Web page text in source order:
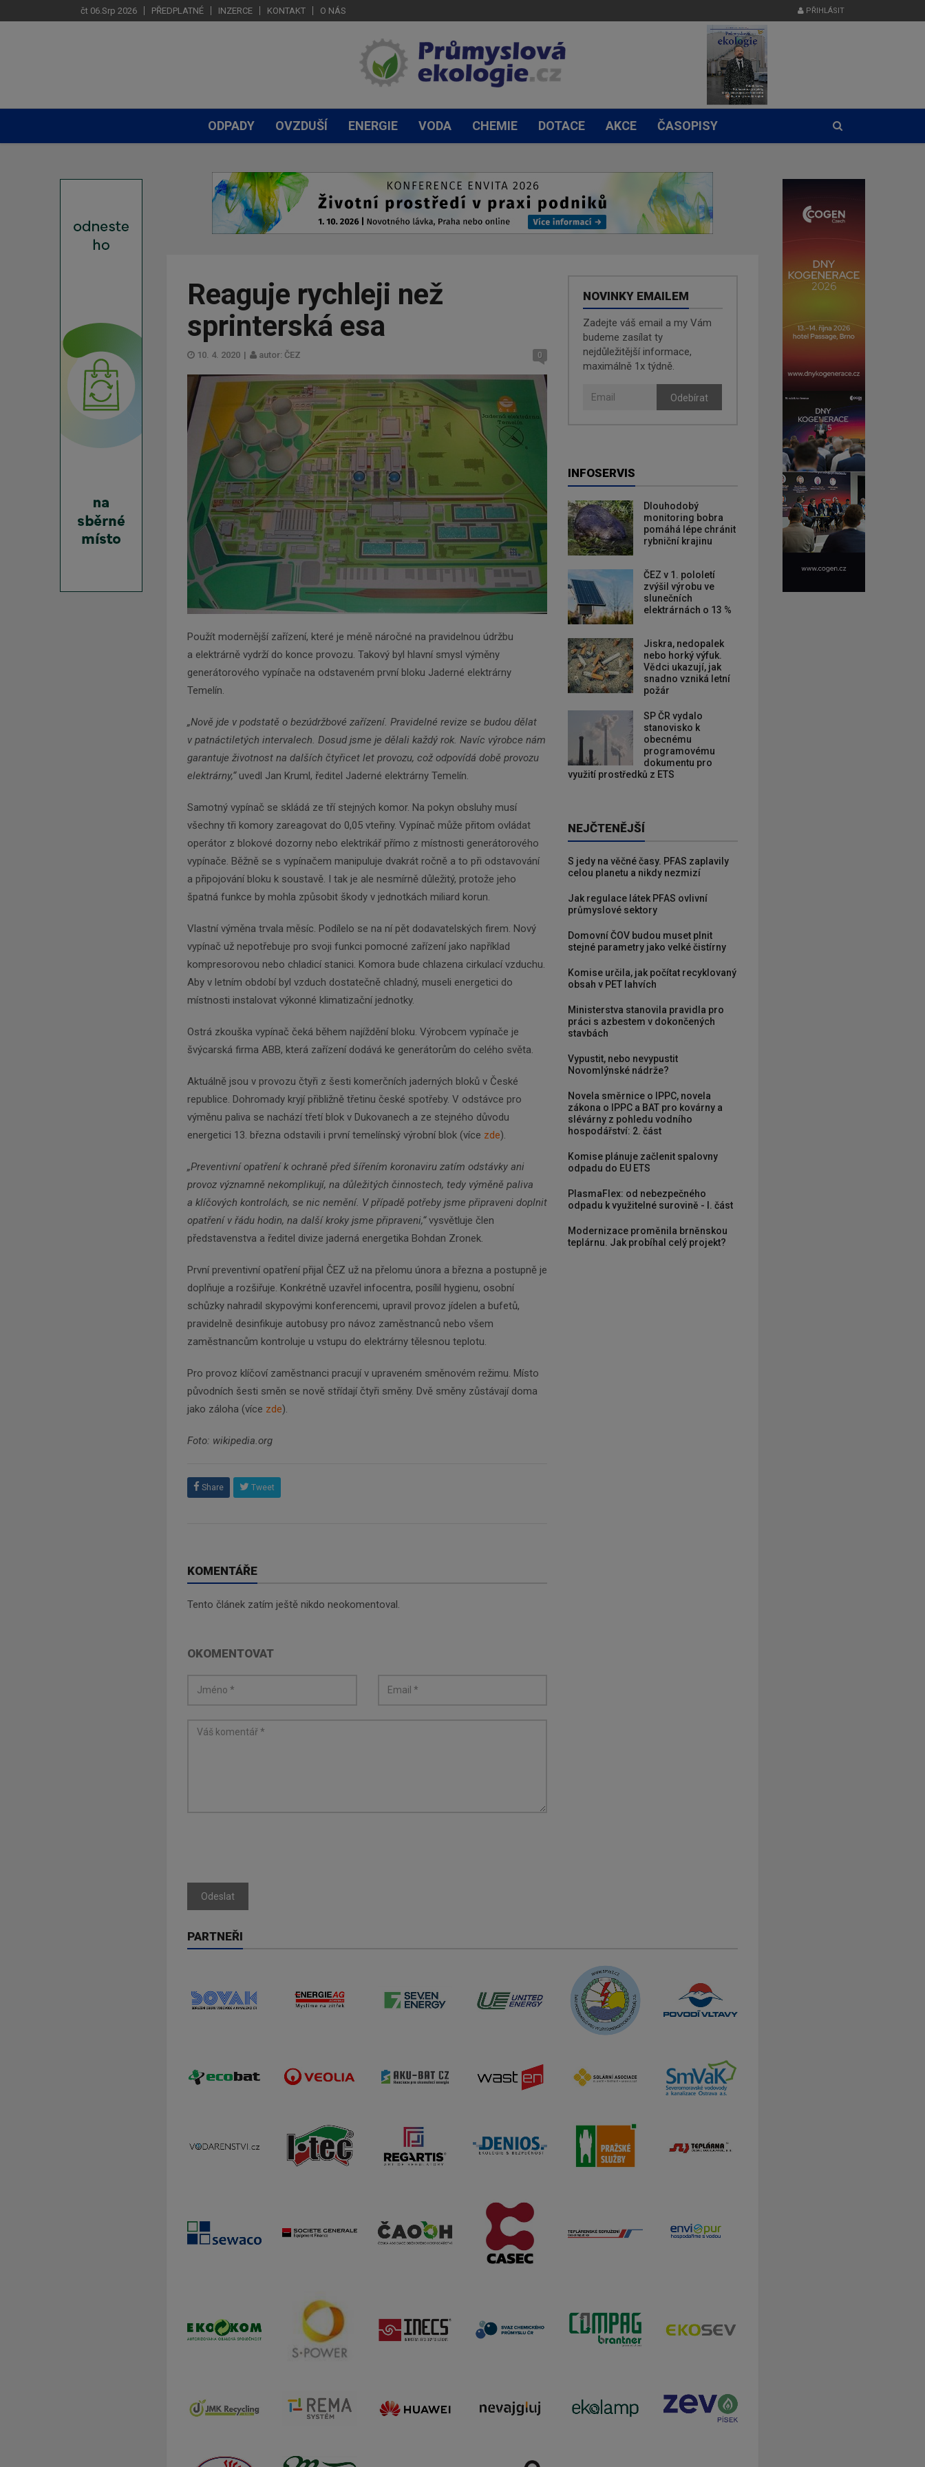
čt 06.Srp 2026 PŘEDPLATNÉ INZERCE KONTAKT O NÁS PŘIHLÁSIT
ODPADY OVZDUŠÍ ENERGIE VODA CHEMIE DOTACE AKCE ČASOPISY
Reaguje rychleji než
sprinterská esa
10. 4. 2020 | autor: ČEZ 0
Použít modernější zařízení, které je méně náročné na pravidelnou údržbu
a elektrárně vydrží do konce provozu. Takový byl hlavní smysl výměny
generátorového vypínače na odstaveném první bloku Jaderné elektrárny
Temelín.
„Nově jde v podstatě o bezúdržbové zařízení. Pravidelné revize se budou dělat
v patnáctiletých intervalech. Dosud jsme je dělali každý rok. Navíc výrobce nám
garantuje životnost na dalších čtyřicet let provozu, což odpovídá době provozu
elektrárny,“uvedl Jan Kruml, ředitel Jaderné elektrárny Temelín.
Samotný vypínač se skládá ze tří stejných komor. Na pokyn obsluhy musí
všechny tři komory zareagovat do 0,05 vteřiny. Vypínač může přitom ovládat
operátor z blokové dozorny nebo elektrikář přímo z místnosti generátorového
vypínače. Běžně se s vypínačem manipuluje dvakrát ročně a to při odstavování
a připojování bloku k soustavě. I tak je ale nesmírně důležitý, protože jeho
špatná funkce by mohla způsobit škody v jednotkách miliard korun.
Vlastní výměna trvala měsíc. Podílelo se na ní pět dodavatelských firem. Nový
vypínač už nepotřebuje pro svoji funkci pomocné zařízení jako například
kompresorovou nebo chladicí stanici. Komora bude chlazena cirkulací vzduchu.
Aby v letním období byl vzduch dostatečně chladný, museli energetici do
místnosti instalovat výkonné klimatizační jednotky.
Ostrá zkouška vypínač čeká během najíždění bloku. Výrobcem vypínače je
švýcarská firma ABB, která zařízení dodává ke generátorům do celého světa.
Aktuálně jsou v provozu čtyři z šesti komerčních jaderných bloků v České
republice. Dohromady kryjí přibližně třetinu české spotřeby. V odstávce pro
výměnu paliva se nachází třetí blok v Dukovanech a ze stejného důvodu
energetici 13. března odstavili i první temelínský výrobní blok (více zde).
„Preventivní opatření k ochraně před šířením koronaviru zatím odstávky ani
provoz významně nekomplikují, na důležitých činnostech, tedy výměně paliva
a klíčových kontrolách, se nic nemění. V případě potřeby jsme připraveni doplnit
opatření v řádu hodin, na další kroky jsme připraveni,“vysvětluje člen
představenstva a ředitel divize jaderná energetika Bohdan Zronek.
První preventivní opatření přijal ČEZ už na přelomu února a března a postupně je
doplňuje a rozšiřuje. Konkrétně uzavřel infocentra, posílil hygienu, osobní
schůzky nahradil skypovými konferencemi, upravil provoz jídelen a bufetů,
pravidelně desinfikuje autobusy pro návoz zaměstnanců nebo všem
zaměstnancům kontroluje u vstupu do elektrárny tělesnou teplotu.
Pro provoz klíčoví zaměstnanci pracují v upraveném směnovém režimu. Místo
původních šesti směn se nově střídají čtyři směny. Dvě směny zůstávají doma
jako záloha (více zde).
Foto: wikipedia.org
Share Tweet
KOMENTÁŘE
Tento článek zatím ještě nikdo neokomentoval.
OKOMENTOVAT
Odeslat
NOVINKY EMAILEM
Zadejte váš email a my Vám
budeme zasílat ty
nejdůležitější informace,
maximálně 1x týdně.
Odebírat
INFOSERVIS
Dlouhodobý
monitoring bobra
pomáhá lépe chránit
rybniční krajinu
ČEZ v 1. pololetí
zvýšil výrobu ve
slunečních
elektrárnách o 13 %
Jiskra, nedopalek
nebo horký výfuk.
Vědci ukazují, jak
snadno vzniká letní
požár
SP ČR vydalo
stanovisko k
obecnému
programovému
dokumentu pro
využití prostředků z ETS
NEJČTENĚJŠÍ
S jedy na věčné časy. PFAS zaplavily
celou planetu a nikdy nezmizí
Jak regulace látek PFAS ovlivní
průmyslové sektory
Domovní ČOV budou muset plnit
stejné parametry jako velké čistírny
Komise určila, jak počítat recyklovaný
obsah v PET lahvích
Ministerstva stanovila pravidla pro
práci s azbestem v dokončených
stavbách
Vypustit, nebo nevypustit
Novomlýnské nádrže?
Novela směrnice o IPPC, novela
zákona o IPPC a BAT pro kovárny a
slévárny z pohledu vodního
hospodářství: 2. část
Komise plánuje začlenit spalovny
odpadu do EU ETS
PlasmaFlex: od nebezpečného
odpadu k využitelné surovině - I. část
Modernizace proměnila brněnskou
teplárnu. Jak probíhal celý projekt?
PARTNEŘI